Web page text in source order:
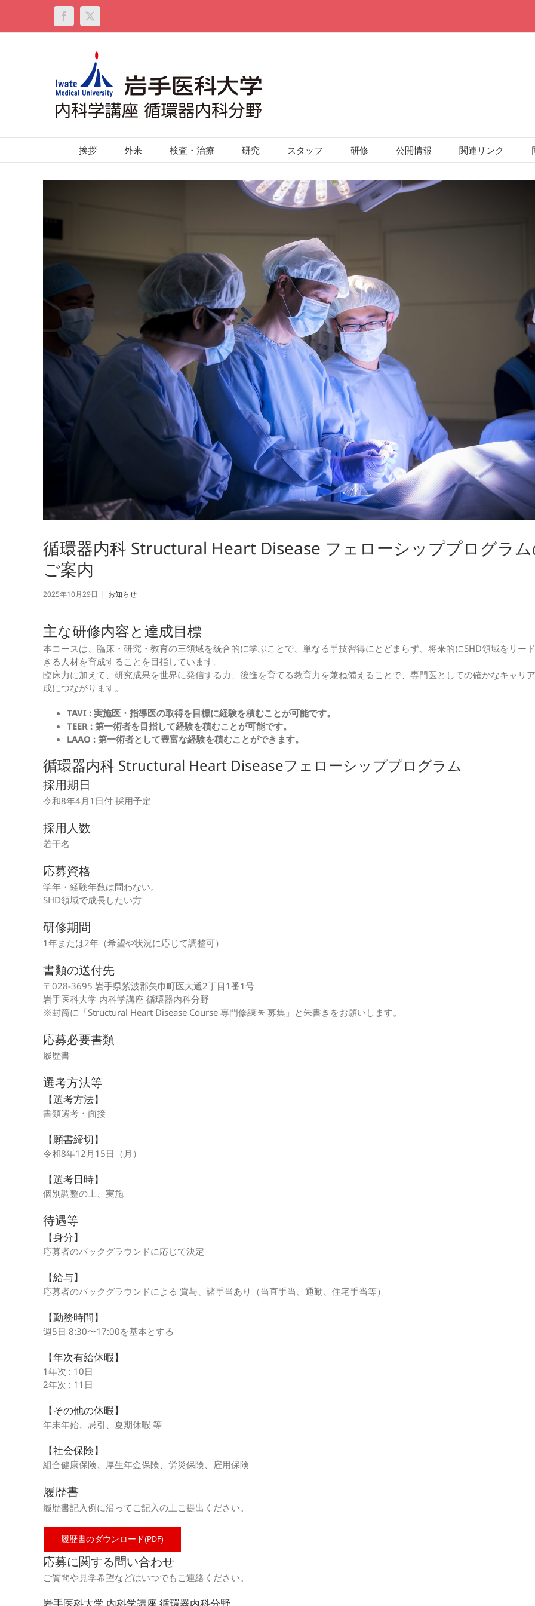
content
Facebook
X
挨拶 外来 検査・治療 研究 スタッフ 研修 公開情報 関連リンク
循環器内科 Structural Heart Disease フェローシッププログラ
ご案内
2025年10月29日 | お知らせ
主な研修内容と達成目標
本コースは、臨床・研究・教育の三領域を統合的に学ぶことで、単なる手技習得にとどまらず、将来的にSHD領域をリー
きる人材を育成することを目指しています。
臨床力に加えて、研究成果を世界に発信する力、後進を育てる教育力を兼ね備えることで、専門医としての確かなキャリ
成につながります。
TAVI : 実施医・指導医の取得を目標に経験を積むことが可能です。
TEER : 第一術者を目指して経験を積むことが可能です。
LAAO : 第一術者として豊富な経験を積むことができます。
循環器内科 Structural Heart Diseaseフェローシッププログラム
採用期日
令和8年4月1日付 採用予定
採用人数
若干名
応募資格
学年・経験年数は問わない。
SHD領域で成長したい方
研修期間
1年または2年（希望や状況に応じて調整可）
書類の送付先
〒028-3695 岩手県紫波郡矢巾町医大通2丁目1番1号
岩手医科大学 内科学講座 循環器内科分野
※封筒に「Structural Heart Disease Course 専門修練医 募集」と朱書きをお願いします。
応募必要書類
履歴書
選考方法等
【選考方法】
書類選考・面接
【願書締切】
令和8年12月15日（月）
【選考日時】
個別調整の上、実施
待遇等
【身分】
応募者のバックグラウンドに応じて決定
【給与】
応募者のバックグラウンドによる 賞与、諸手当あり（当直手当、通勤、住宅手当等）
【勤務時間】
週5日 8:30〜17:00を基本とする
【年次有給休暇】
1年次 : 10日
2年次 : 11日
【その他の休暇】
年末年始、忌引、夏期休暇 等
【社会保険】
組合健康保険、厚生年金保険、労災保険、雇用保険
履歴書
履歴書記入例に沿ってご記入の上ご提出ください。
履歴書のダウンロード(PDF)
応募に関する問い合わせ
ご質問や見学希望などはいつでもご連絡ください。